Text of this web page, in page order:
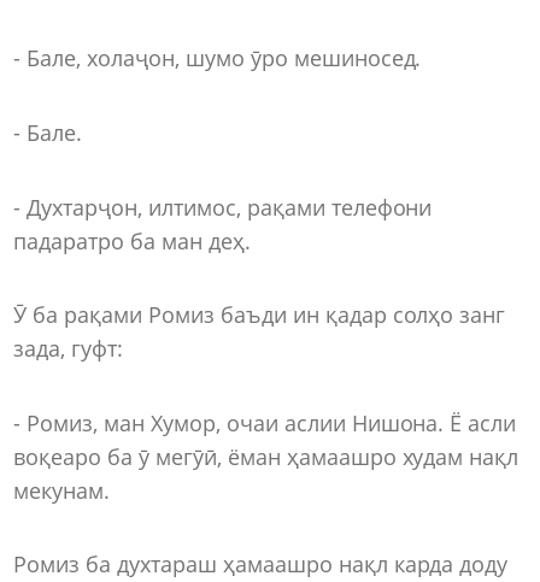
- Бале, холаҷон, шумо ӯро мешиносед.
- Бале.
- Духтарҷон, илтимос, рақами телефони
падаратро ба ман деҳ.
Ӯ ба рақами Ромиз баъди ин қадар солҳо занг
зада, гуфт:
- Ромиз, ман Хумор, очаи аслии Нишона. Ё асли
воқеаро ба ӯ мегӯӣ, ёман ҳамаашро худам нақл
мекунам.
Ромиз ба духтараш ҳамаашро нақл карда доду